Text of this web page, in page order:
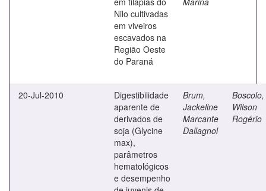
Nilo cultivadas
em viveiros
escavados na
Região Oeste
do Paraná
20-Jul-2010
Digestibilidade
aparente de
derivados de
soja (Glycine
max),
parâmetros
hematológicos
e desempenho
Brum,
Jackeline
Marcante
Dallagnol
Boscolo,
Wilson
Rogério